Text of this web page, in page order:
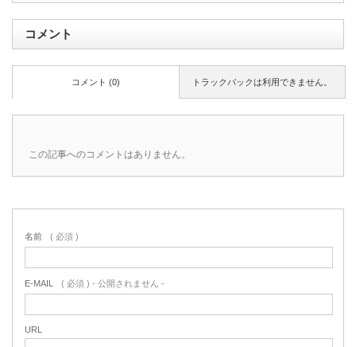
コメント
トラックバックは利用できません。
コメント (0)
この記事へのコメントはありません。
名前 ( 必須 )
E-MAIL ( 必須 ) - 公開されません -
URL